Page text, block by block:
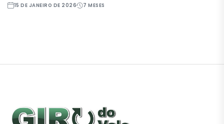
15 DE JANEIRO DE 2026 7 MESES